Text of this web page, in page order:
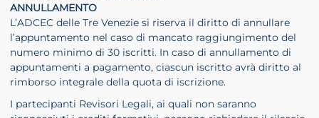
ANNULLAMENTO
L’ADCEC delle Tre Venezie si riserva il diritto di annullare
l’appuntamento nel caso di mancato raggiungimento del
numero minimo di 30 iscritti. In caso di annullamento di
appuntamenti a pagamento, ciascun iscritto avrà diritto al
rimborso integrale della quota di iscrizione.
I partecipanti Revisori Legali, ai quali non saranno